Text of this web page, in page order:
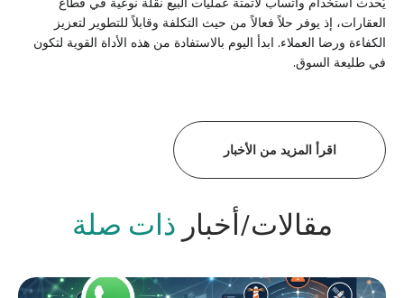
العقارات، إذ يوفر حلاً فعالاً من حيث التكلفة وقابلاً للتطوير لتعزيز
الكفاءة ورضا العملاء. ابدأ اليوم بالاستفادة من هذه الأداة القوية لتكون
في طليعة السوق.
اقرأ المزيد من الأخبار
مقالات/أخبار ذات صلة